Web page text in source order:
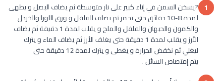
1 ?يسخن السمن في إناء كبير على نار متوسطة ثم يضاف البصل و يطهى
لمدة 8-10 دقائق حتى تحمر ثم يضاف الفلفل و ورق اللورا والخردل
والكمون والحبهان والفلفل والملح و يقلب لمدة 1 دقيقة ثم يضاف
الأرز و يقلب لمدة 1 دقيقة حتى يغلف الأرز ثم يضاف الماء و يترك
ليغلي ثم نخفض الحرارة و يغطى و يترك لمدة 12 دقيقة حتى
يتم إمتصاص السائل .